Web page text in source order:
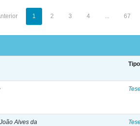
1 2 3 4 ... 67
Tipo
Alves da